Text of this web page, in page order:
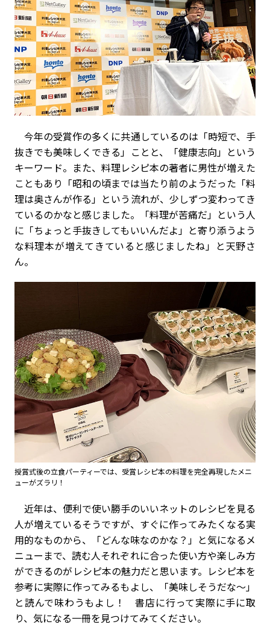
今年の受賞作の多くに共通しているのは「時短で、手
抜きでも美味しくできる」ことと、「健康志向」という
キーワード。また、料理レシピ本の著者に男性が増えた
こともあり「昭和の頃までは当たり前のようだった「料
理は奥さんが作る」という流れが、少しずつ変わってき
ているのかなと感じました。「料理が苦痛だ」という人
に「ちょっと手抜きしてもいいんだよ」と寄り添うよう
な料理本が増えてきていると感じましたね」と天野さ
ん。
授賞式後の立食パーティーでは、受賞レシピ本の料理を完全再現したメニ
ューがズラリ！
近年は、便利で使い勝手のいいネットのレシピを見る
人が増えているそうですが、すぐに作ってみたくなる実
用的なものから、「どんな味なのかな？」と気になるメ
ニューまで、読む人それぞれに合った使い方や楽しみ方
ができるのがレシピ本の魅力だと思います。レシピ本を
参考に実際に作ってみるもよし、「美味しそうだな～」
と読んで味わうもよし！ 書店に行って実際に手に取
り、気になる一冊を見つけてみてください。